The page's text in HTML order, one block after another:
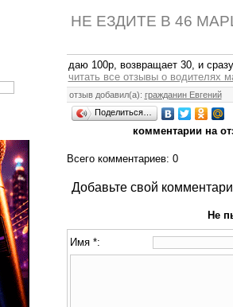
НЕ ЕЗДИТЕ В 46
даю 100р, возвращает 30, и
читать все отзывы о водителях
отзыв добавил(а): гражданин Евгений
Поделиться…
комментарии на
Всего комментариев: 0
Добавьте свой
Не
Имя *: